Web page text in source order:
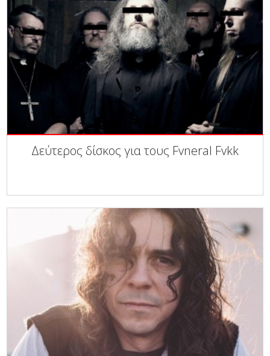
Δεύτερος δίσκος για τους Fvneral Fvkk